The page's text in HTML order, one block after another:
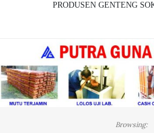
PRODUSEN GENTENG
Browsing: